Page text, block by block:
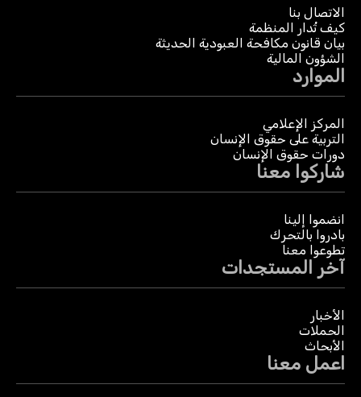
الاتصال بنا
كيف تُدار المنظمة
بيان قانون مكافحة العبودية الحديثة
الشؤون المالية
الموارد
المركز الإعلامي
التربية على حقوق الإنسان
دورات حقوق الإنسان
شاركوا معنا
انضموا إلينا
بادروا بالتحرك
تطوعوا معنا
آخر المستجدات
الأخبار
الحملات
الأبحاث
اعمل معنا